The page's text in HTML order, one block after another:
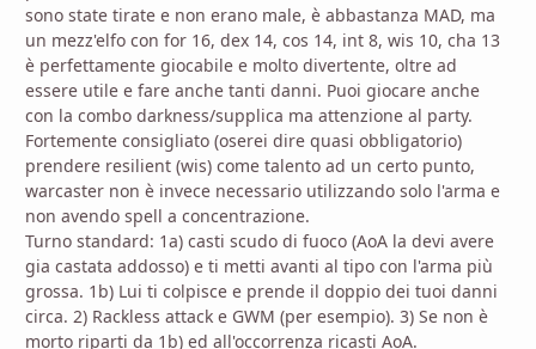
sono state tirate e non erano male, è abbastanza MAD, ma
un mezz'elfo con for 16, dex 14, cos 14, int 8, wis 10, cha 13
è perfettamente giocabile e molto divertente, oltre ad
essere utile e fare anche tanti danni. Puoi giocare anche
con la combo darkness/supplica ma attenzione al party.
Fortemente consigliato (oserei dire quasi obbligatorio)
prendere resilient (wis) come talento ad un certo punto,
warcaster non è invece necessario utilizzando solo l'arma e
non avendo spell a concentrazione.
Turno standard: 1a) casti scudo di fuoco (AoA la devi avere
gia castata addosso) e ti metti avanti al tipo con l'arma più
grossa. 1b) Lui ti colpisce e prende il doppio dei tuoi danni
circa. 2) Rackless attack e GWM (per esempio). 3) Se non è
morto riparti da 1b) ed all'occorrenza ricasti AoA.